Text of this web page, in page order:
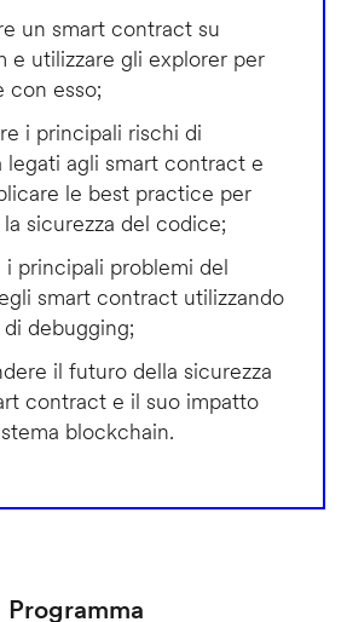
un smart contract su
e utilizzare gli explorer per
con esso;
i principali rischi di
legati agli smart contract e
le best practice per
sicurezza del codice;
i principali problemi del
smart contract utilizzando
debugging;
il futuro della sicurezza
contract e il suo impatto
blockchain.
Programma